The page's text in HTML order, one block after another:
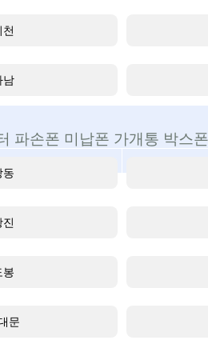
천
남
파손폰 미납폰 가개통 박스
동
진
봉
문